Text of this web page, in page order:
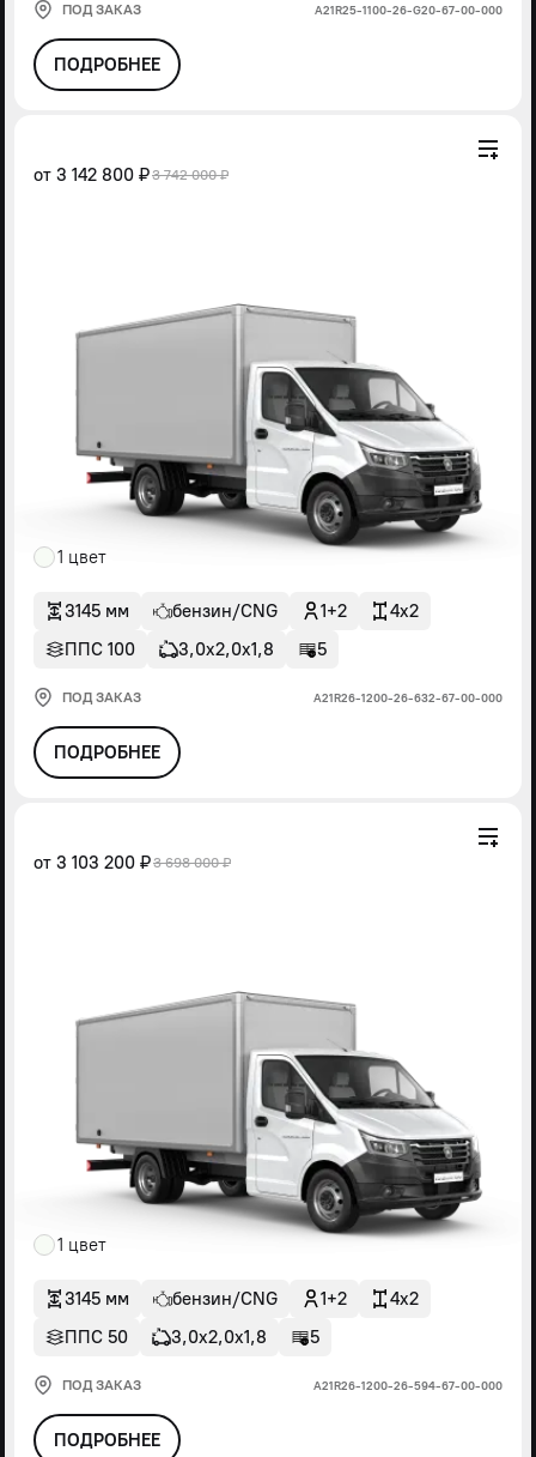
ПОД ЗАКАЗ А21R25-1100-26-G20-67-00-000
ПОДРОБНЕЕ
от 3 142 800 ₽3 742 000 ₽
1 цвет
3145 мм бензин/CNG 1+2
4x2
ППС 100
3,0х2,0х1,8 5
ПОД ЗАКАЗ А21R26-1200-26-632-67-00-000
ПОДРОБНЕЕ
от 3 103 200 ₽3 698 000 ₽
1 цвет
3145 мм бензин/CNG 1+2
4x2
ППС 50
3,0х2,0х1,8 5
ПОД ЗАКАЗ А21R26-1200-26-594-67-00-000
ПОДРОБНЕЕ